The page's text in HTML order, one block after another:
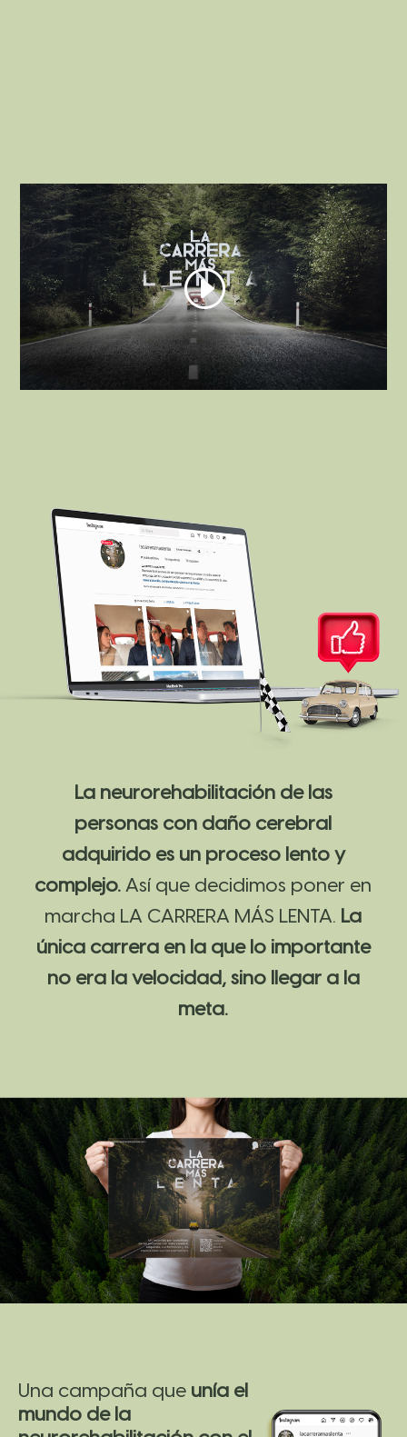
La neurorehabilitación de las
personas con daño cerebral
adquirido es un proceso lento y
complejo. Así que decidimos poner en
marcha LA CARRERA MÁS LENTA. La
única carrera en la que lo importante
no era la velocidad, sino llegar a la
meta.
Una campaña que unía el
mundo de la